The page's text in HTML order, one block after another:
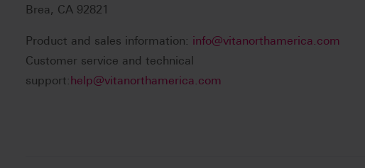
Brea, CA 92821
Product and sales information: info@vitanorthamerica.com
Customer service and technical
support:help@vitanorthamerica.com